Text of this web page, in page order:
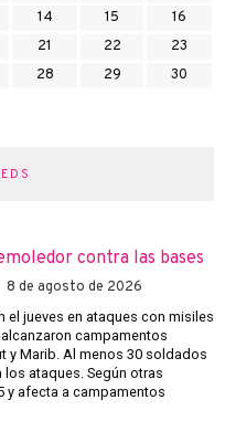
14 15
16
21 22
23
28 29
30
contra las bases
8 de agosto de 2026
el jueves en ataques con misiles
campamentos
y Marib. Al menos 30 soldados
ataques. Según otras
y afecta a campamentos